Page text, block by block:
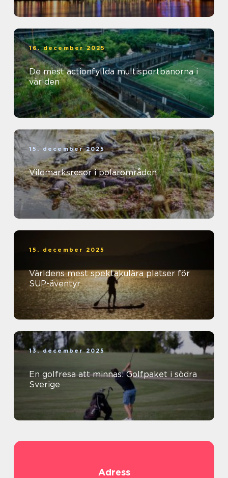
16. december 2025
De mest actionfyllda multisportbanorna i
världen
15. december 2025
Vildmarksresor i polarområden
15. december 2025
Världens mest spektakulära platser för
SUP-äventyr
13. december 2025
En golfresa att minnas: Golfpaket i södra
Sverige
Adress